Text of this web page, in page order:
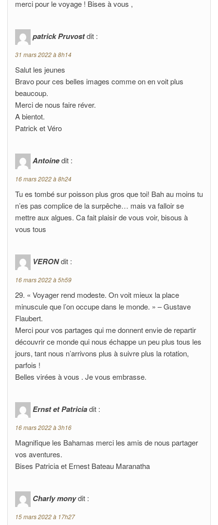
merci pour le voyage ! Bises à vous ,
patrick Pruvostdit :
31 mars 2022 à 8h14
Salut les jeunes
Bravo pour ces belles images comme on en voit plus
beaucoup.
Merci de nous faire réver.
A bientot.
Patrick et Véro
Antoinedit :
16 mars 2022 à 8h24
Tu es tombé sur poisson plus gros que toi! Bah au moins tu
n’es pas complice de la surpêche… mais va falloir se
mettre aux algues. Ca fait plaisir de vous voir, bisous à
vous tous
VERONdit :
16 mars 2022 à 5h59
29. « Voyager rend modeste. On voit mieux la place
minuscule que l’on occupe dans le monde. » – Gustave
Flaubert.
Merci pour vos partages qui me donnent envie de repartir
découvrir ce monde qui nous échappe un peu plus tous les
jours, tant nous n’arrivons plus à suivre plus la rotation,
parfois !
Belles virées à vous . Je vous embrasse.
Ernst et Patriciadit :
16 mars 2022 à 3h16
Magnifique les Bahamas merci les amis de nous partager
vos aventures.
Bises Patricia et Ernest Bateau Maranatha
Charly monydit :
15 mars 2022 à 17h27